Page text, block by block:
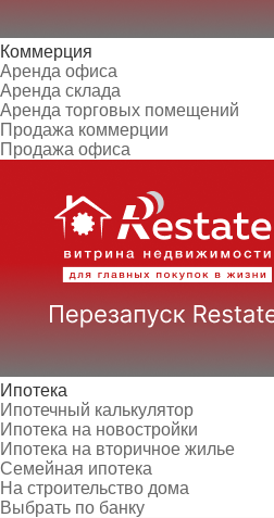
Коммерция
Аренда офиса
Аренда склада
Аренда торговых помещений
Продажа коммерции
Продажа офиса
Ипотека
Ипотечный калькулятор
Ипотека на новостройки
Ипотека на вторичное жилье
Семейная ипотека
На строительство дома
Выбрать по банку